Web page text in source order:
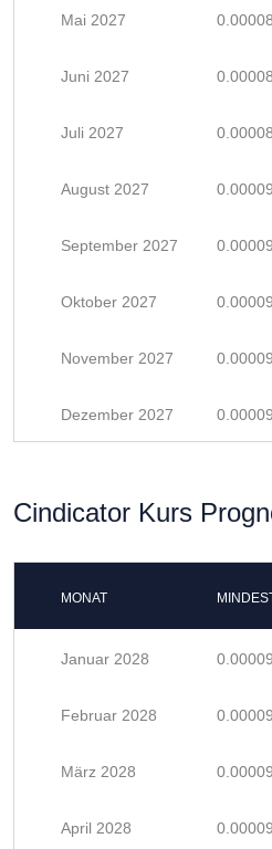
Mai 2027
Juni 2027
Juli 2027
August 2027
September 2027
Oktober 2027
November 2027
Dezember 2027
Cindicator Kurs
MONAT
Januar 2028
Februar 2028
März 2028
April 2028